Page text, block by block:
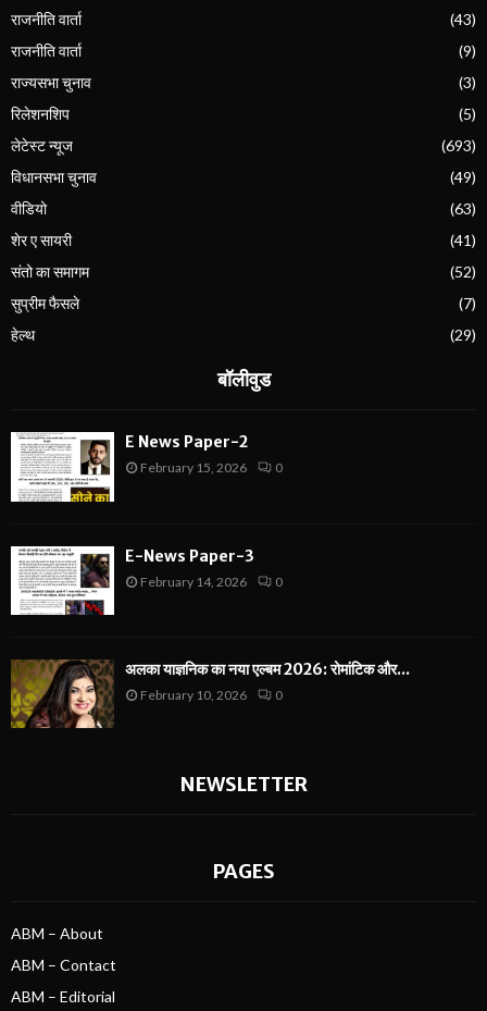
राजनीति वार्ता
(43)
राजनीति वार्ता
(9)
राज्यसभा चुनाव
(3)
रिलेशनशिप
(5)
लेटेस्ट न्यूज
(693)
विधानसभा चुनाव
(49)
वीडियो
(63)
शेर ए सायरी
(41)
संतो का समागम
(52)
सुप्रीम फैसले
(7)
हेल्थ
(29)
बॉलीवुड
E News Paper-2
February 15, 2026 0
E-News Paper-3
February 14, 2026 0
अलका याज्ञनिक का नया एल्बम 2026: रोमांटिक और...
February 10, 2026 0
NEWSLETTER
PAGES
ABM – About
ABM – Contact
ABM – Editorial